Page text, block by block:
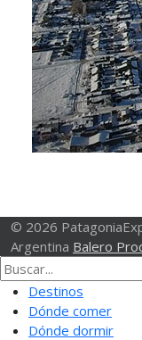
© 2026
Argentina Balero
Destinos
Dónde comer
Dónde dormir